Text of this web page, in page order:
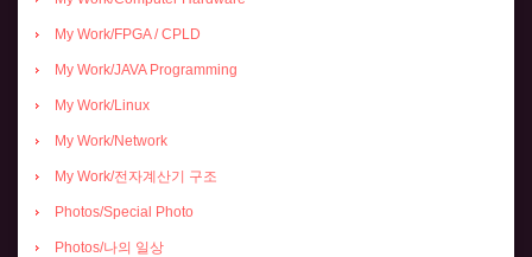
My Work/FPGA / CPLD
My Work/JAVA Programming
My Work/Linux
My Work/Network
My Work/전자계산기 구조
Photos/Special Photo
Photos/나의 일상